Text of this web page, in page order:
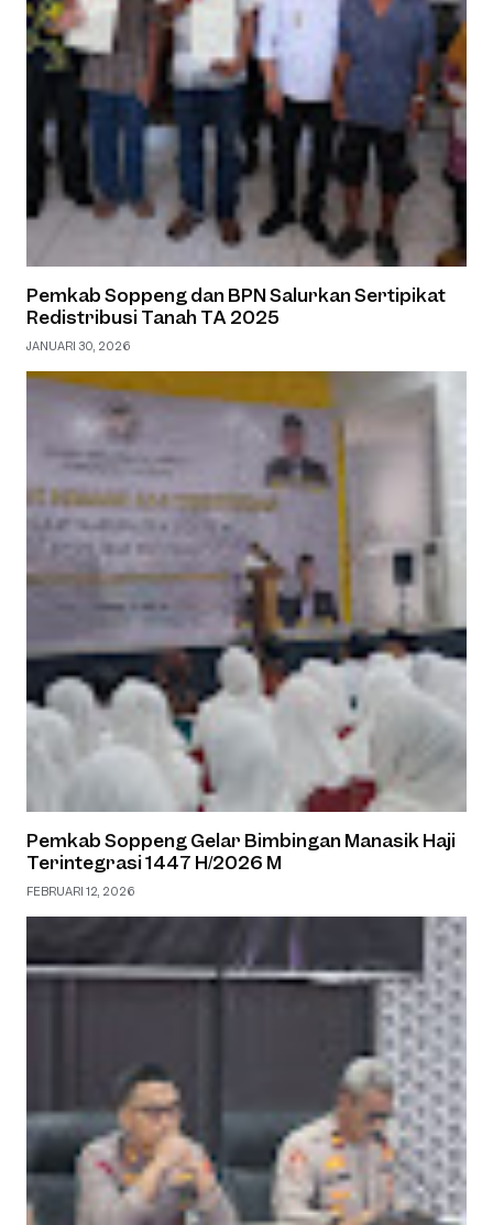
Pemkab Soppeng dan BPN Salurkan Sertipikat
Redistribusi Tanah TA 2025
JANUARI 30, 2026
Pemkab Soppeng Gelar Bimbingan Manasik Haji
Terintegrasi 1447 H/2026 M
FEBRUARI 12, 2026